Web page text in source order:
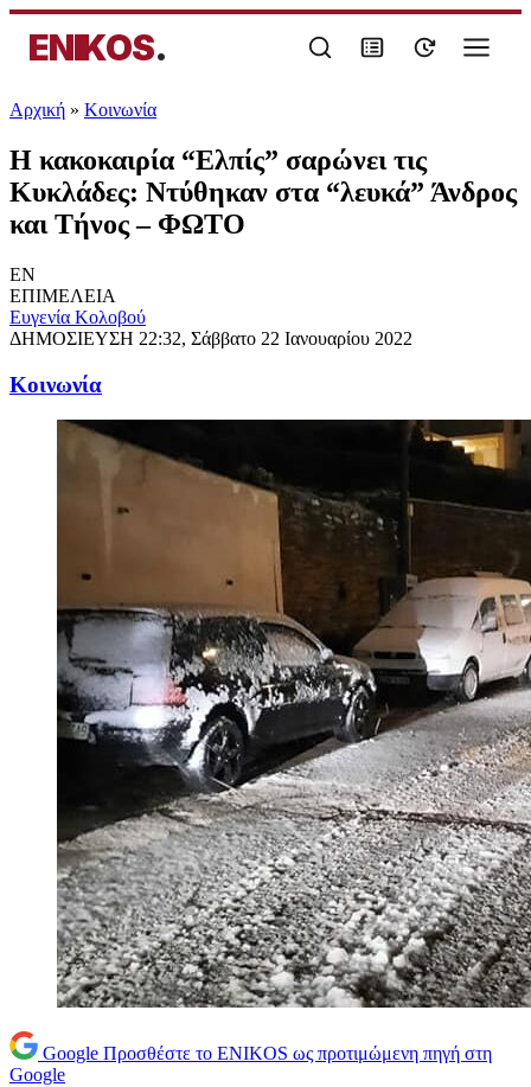
ENIKOS.
Αρχική » Κοινωνία
Η κακοκαιρία “Ελπίς” σαρώνει τις
Κυκλάδες: Ντύθηκαν στα “λευκά” Άνδρος
και Τήνος – ΦΩΤΟ
EN
ΕΠΙΜΕΛΕΙΑ
Ευγενία Κολοβού
ΔΗΜΟΣΙΕΥΣΗ 22:32, Σάββατο 22 Ιανουαρίου 2022
Κοινωνία
Google Προσθέστε το ENIKOS ως προτιμώμενη πηγή στη
Google